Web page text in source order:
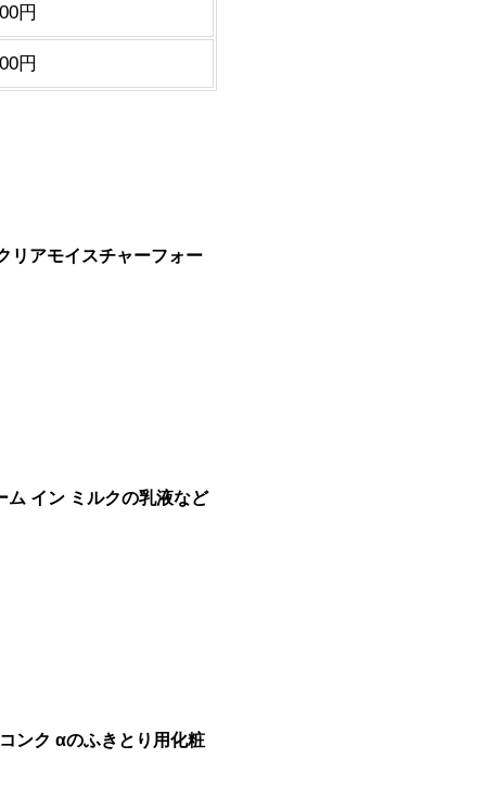
円
円
リアモイスチャーフォー
ム イン ミルクの乳液など
ンク αのふきとり用化粧